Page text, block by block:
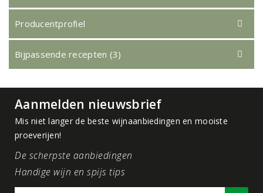
Producentprofiel
Bijpassende recepten (3)
Aanmelden nieuwsbrief
Mis niet langer de beste wijnaanbiedingen en mooiste
proeverijen!
De scherpste aanbiedingen
Handige wijn en spijs tips